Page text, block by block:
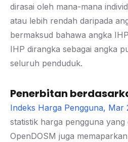
dirasai oleh mana-mana
atau lebih rendah daripada
bermaksud bahawa angka
IHP dirangka sebagai angka
seluruh penduduk.
Penerbitan
Indeks Harga Pengguna, Mar
statistik harga pengguna
OpenDOSM juga memaparkan